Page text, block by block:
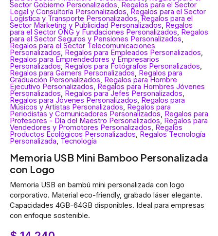
Sector Gobierno Personalizados, Regalos para el Sector
Legal y Consultoría Personalizados, Regalos para el Sector
Logística y Transporte Personalizados,Regalos para el
Sector Marketing y Publicidad Personalizados, Regalos
para el Sector ONG y Fundaciones Personalizados, Regalos
para el Sector Seguros y Pensiones Personalizados,
Regalos para el Sector Telecomunicaciones
Personalizados, Regalos para Empleados Personalizados,
Regalos para Emprendedores y Empresarios
Personalizados, Regalos para Fotógrafos Personalizados,
Regalos para Gamers Personalizados, Regalos para
Graduación Personalizados, Regalos para Hombre
Ejecutivo Personalizados, Regalos para Hombres Jóvenes
Personalizados, Regalos para Jefes Personalizados,
Regalos para Jóvenes Personalizados, Regalos para
Músicos y Artistas Personalizados, Regalos para
Periodistas y Comunicadores Personalizados, Regalos para
Profesores - Día del Maestro Personalizados, Regalos para
Vendedores y Promotores Personalizados, Regalos
Productos Ecológicos Personalizados, Regalos Tecnología
Personalizada, Tecnología
Memoria USB Mini Bamboo Personalizada
con Logo
Memoria USB en bambú mini personalizada con logo
corporativo. Material eco-friendly, grabado láser elegante.
Capacidades 4GB-64GB disponibles. Ideal para empresas
con enfoque sostenible.